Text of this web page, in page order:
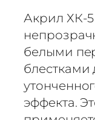
в
о
т
о
а
р
Акрил ХК-
белыми
блестками
эффекта.